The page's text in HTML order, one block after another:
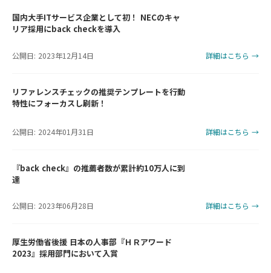
国内大手ITサービス企業として初！ NECのキャ
リア採用にback checkを導入
公開日: 2023年12月14日 詳細はこちら →
リファレンスチェックの推奨テンプレートを行動
特性にフォーカスし刷新！
公開日: 2024年01月31日 詳細はこちら →
『back check』の推薦者数が累計約10万人に到
達
公開日: 2023年06月28日 詳細はこちら →
厚生労働省後援 日本の人事部『ＨＲアワード
2023』採用部門において入賞